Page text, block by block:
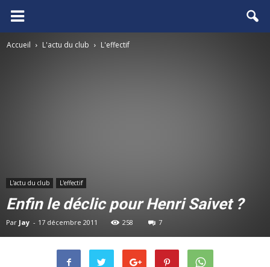
FCGB.net
Accueil L'actu du club L'effectif
L'actu du club L'effectif
Enfin le déclic pour Henri Saivet ?
Par Jay - 17 décembre 2011 258 7